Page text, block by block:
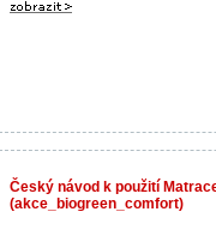
Český návod k použití
(akce_biogreen_comfort)